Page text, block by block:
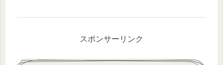
スポンサーリンク